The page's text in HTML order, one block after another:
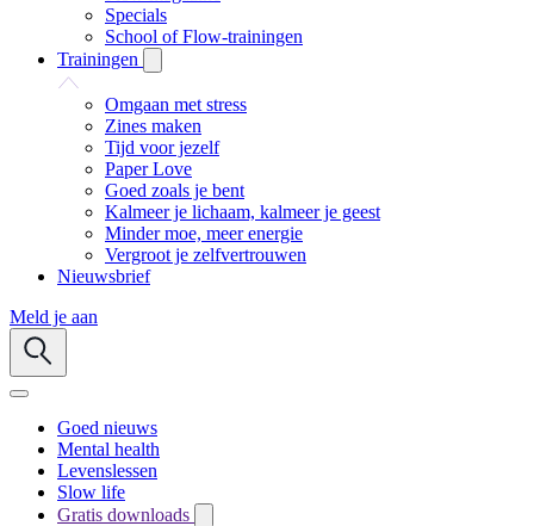
Specials
School of Flow-trainingen
Trainingen
Omgaan met stress
Zines maken
Tijd voor jezelf
Paper Love
Goed zoals je bent
Kalmeer je lichaam, kalmeer je geest
Minder moe, meer energie
Vergroot je zelfvertrouwen
Nieuwsbrief
Meld je aan
Goed nieuws
Mental health
Levenslessen
Slow life
Gratis downloads